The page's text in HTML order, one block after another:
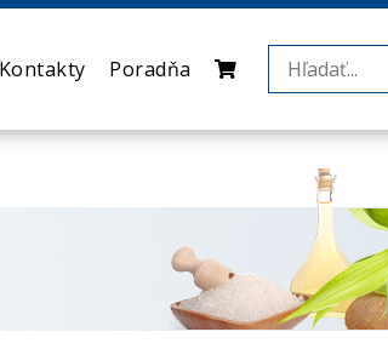
Poradňa